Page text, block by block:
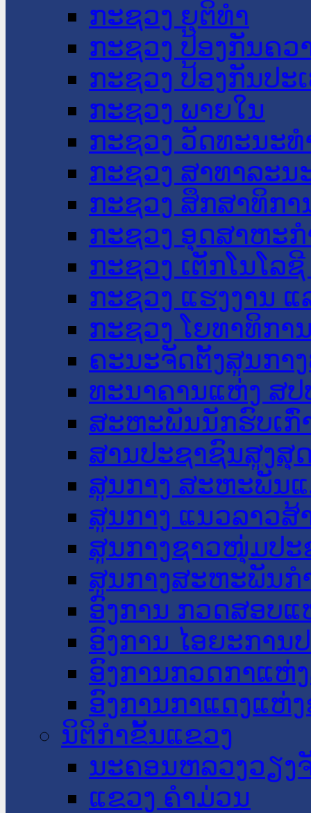
ກະຊວງ ຍຸຕິທໍາ
ກະຊວງ ປ້ອງກັນຄວ
ກະຊວງ ປ້ອງກັນປະ
ກະຊວງ ພາຍໃນ
ກະຊວງ ວັດທະນະ
ກະຊວງ ສາທາລະນ
ກະຊວງ ສຶກສາທິກາ
ກະຊວງ ອຸດສາຫະ
ກະຊວງ ເຕັກໂນໂລ
ກະຊວງ ແຮງງານ
ກະຊວງ ໂຍທາທິກາ
ຄະນະຈັດຕັ້ງສູນກາ
ທະນາຄານແຫ່ງ ສປ
ສະຫະພັນນັກຮົບເກົ່
ສານປະຊາຊົນສູງສຸ
ສູນກາງ ສະຫະພັນ
ສູນກາງ ແນວລາວສ້
ສູນກາງຊາວໜຸ່ມປະ
ສູນກາງສະຫະພັນກ
ອົງການ ກວດສອບແ
ອົງການ ໄອຍະການ
ອົງການກວດກາແຫ່
ອົງການກາແດງແຫ່
ນິຕິກໍາຂັ້ນແຂວງ
ນະ​ຄອນ​ຫລວງວຽງ
ແຂວງ ຄໍາມ່ວນ